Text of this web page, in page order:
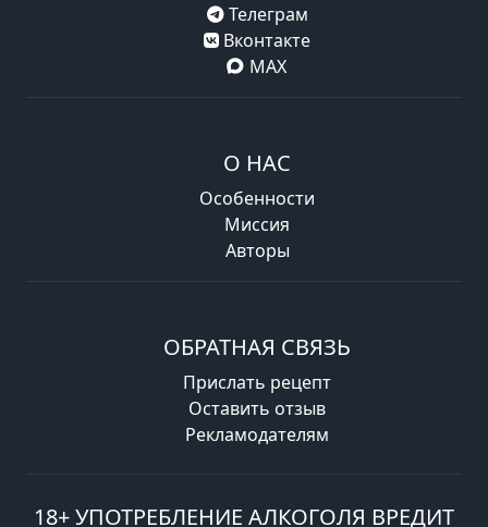
Телеграм
Вконтакте
MAX
О НАС
Особенности
Миссия
Авторы
ОБРАТНАЯ СВЯЗЬ
Прислать рецепт
Оставить отзыв
Рекламодателям
18+ УПОТРЕБЛЕНИЕ АЛКОГОЛЯ ВРЕДИТ